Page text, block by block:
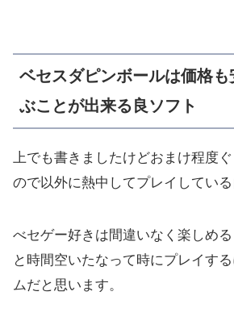
ベセスダピンボールは価格
ぶことが出来る良ソフト
上でも書きましたけどおまけ程度
ので以外に熱中してプレイしている
べセゲー好きは間違いなく楽しめ
と時間空いたなって時にプレイす
ムだと思います。